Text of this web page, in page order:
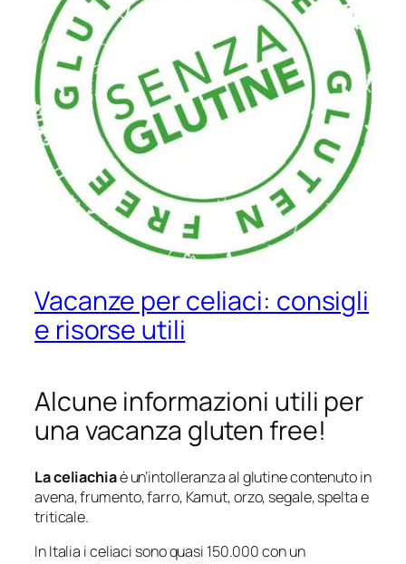
Vacanze per celiaci: consigli
e risorse utili
Alcune informazioni utili per
una vacanza gluten free!
La celiachiaè un’intolleranza al glutine contenuto in
avena, frumento, farro, Kamut, orzo, segale, spelta e
triticale.
In Italia i celiaci sono quasi 150.000 con un